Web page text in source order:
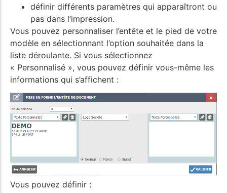
définir différents paramètres qui apparaîtront ou
pas dans l’impression.
Vous pouvez personnaliser l’entête et le pied de votre
modèle en sélectionnant l’option souhaitée dans la
liste déroulante. Si vous sélectionnez
« Personnalisé », vous pouvez définir vous-même les
informations qui s’affichent :
Vous pouvez définir :